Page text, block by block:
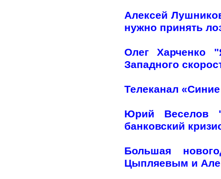
Алексей
нужно принять
Олег Харченко
Западного
Телеканал
Юрий Веселов
банковский
Большая
Цыпляевым и